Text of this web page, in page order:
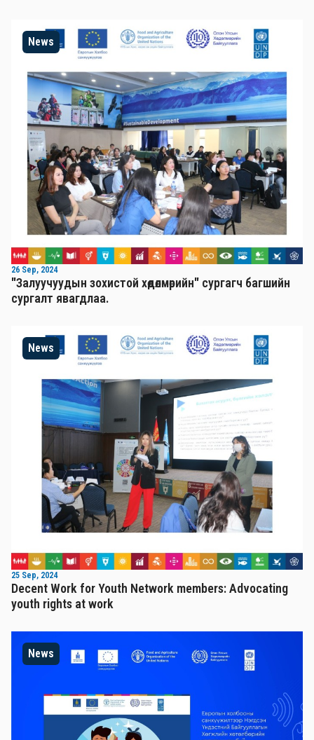
News
26 Sep, 2024
"Залуучуудын зохистой хөдөлмөрийн" сургагч багшийн
сургалт явагдлаа.
News
25 Sep, 2024
Decent Work for Youth Network members: Advocating
youth rights at work
News